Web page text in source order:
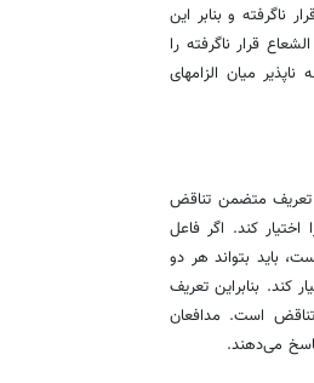
ناگرفته و بنابر این
قرار ناگرفته را
میان الزامهای
تعریف متضمن تناقض
کند. اگر فاعل
باید بتواند هر دو
کند. بنابراین تعریف
است. مدافعان
می‌دهند.